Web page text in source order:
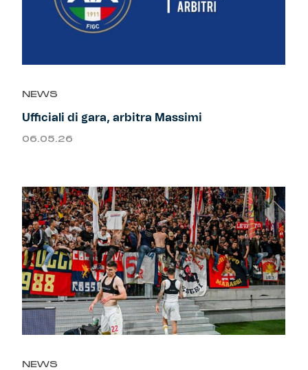
NEWS
Ufficiali di gara, arbitra Massimi
06.05.26
NEWS